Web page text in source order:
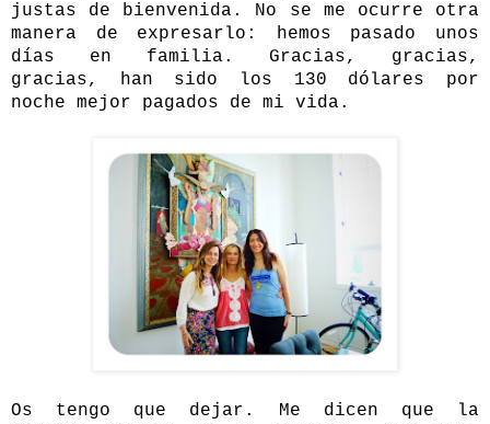
justas de bienvenida. No se me ocurre otra
manera de expresarlo: hemos pasado unos
días en familia . Gracias, gracias,
gracias, han sido los 130 dólares por
noche mejor pagados de mi vida.
Os tengo que dejar. Me dicen que la